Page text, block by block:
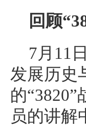
回 顾“
7月11
发展历史
的
员的讲解